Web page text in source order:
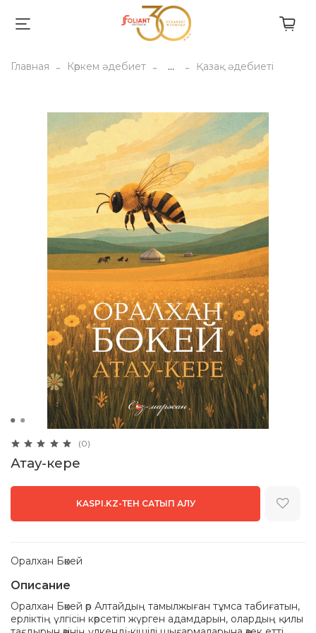
Главная Көркем әдебиет ... Қазақ әдебиеті
(0)
Атау-кере
KASPI.KZ-ТЕН САТЫП АЛУ
Оралхан Бөкей
Описание
Оралхан Бөкей өр Алтайдың тамылжыған тұмса табиғатын,
ерліктің үлгісін көрсетіп жүрген адамдарын, олардың қилы